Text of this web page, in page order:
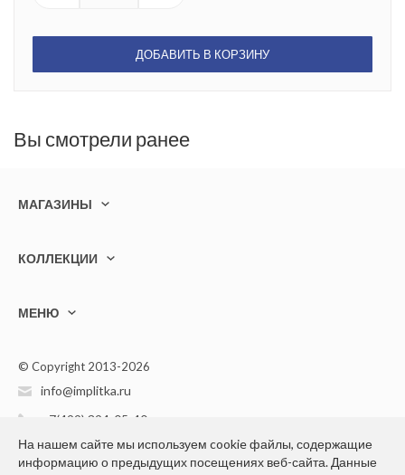
ДОБАВИТЬ В КОРЗИНУ
Вы смотрели ранее
МАГАЗИНЫ
КОЛЛЕКЦИИ
МЕНЮ
© Copyright 2013-2026
info@implitka.ru
+7(499) 394-05-40
На нашем сайте мы используем cookie файлы, содержащие
информацию о предыдущих посещениях веб-сайта. Данные